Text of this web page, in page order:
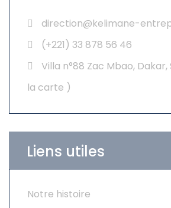
direction@kelimane-
(+221) 33 878 56 46
Villa n°88 Zac Mbao, Dakar,
la carte )
Liens utiles
Notre histoire